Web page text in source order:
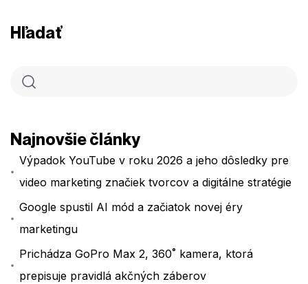
Hľadať
Najnovšie články
Výpadok YouTube v roku 2026 a jeho dôsledky pre
video marketing značiek tvorcov a digitálne stratégie
Google spustil AI mód a začiatok novej éry
marketingu
Prichádza GoPro Max 2, 360˚ kamera, ktorá
prepisuje pravidlá akčných záberov